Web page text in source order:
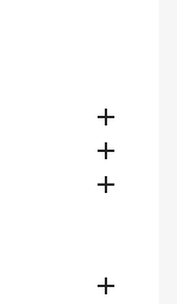



